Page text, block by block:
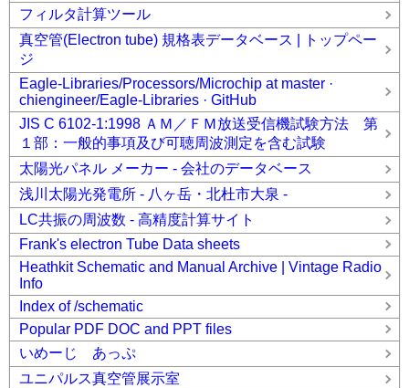
フィルタ計算ツール
真空管(Electron tube) 規格表データベース | トップペー
ジ
Eagle-Libraries/Processors/Microchip at master ·
chiengineer/Eagle-Libraries · GitHub
JIS C 6102-1:1998 ＡＭ／ＦＭ放送受信機試験方法 第
１部：一般的事項及び可聴周波測定を含む試験
太陽光パネル メーカー - 会社のデータベース
浅川太陽光発電所 - 八ヶ岳・北杜市大泉 -
LC共振の周波数 - 高精度計算サイト
Frank's electron Tube Data sheets
Heathkit Schematic and Manual Archive | Vintage Radio
Info
Index of /schematic
Popular PDF DOC and PPT files
いめーじ あっぷ
ユニパルス真空管展示室